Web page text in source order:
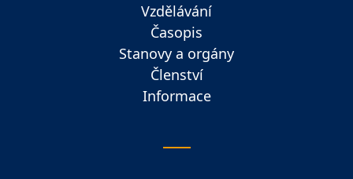
Vzdělávání
Časopis
Stanovy a orgány
Členství
Informace